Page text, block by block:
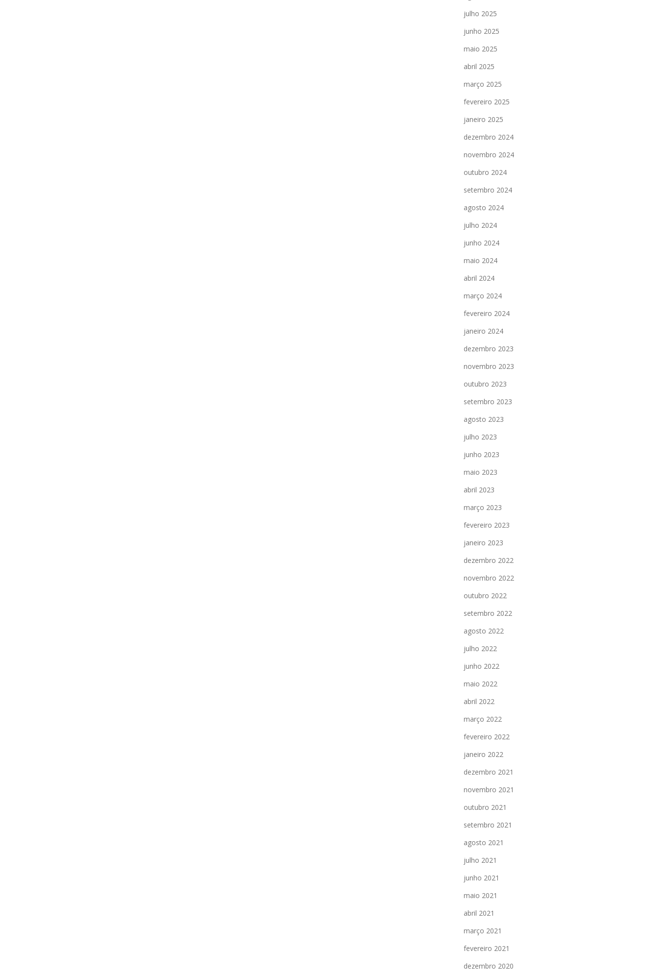
julho 2025
junho 2025
maio 2025
abril 2025
março 2025
fevereiro 2025
janeiro 2025
dezembro 2024
novembro 2024
outubro 2024
setembro 2024
agosto 2024
julho 2024
junho 2024
maio 2024
abril 2024
março 2024
fevereiro 2024
janeiro 2024
dezembro 2023
novembro 2023
outubro 2023
setembro 2023
agosto 2023
julho 2023
junho 2023
maio 2023
abril 2023
março 2023
fevereiro 2023
janeiro 2023
dezembro 2022
novembro 2022
outubro 2022
setembro 2022
agosto 2022
julho 2022
junho 2022
maio 2022
abril 2022
março 2022
fevereiro 2022
janeiro 2022
dezembro 2021
novembro 2021
outubro 2021
setembro 2021
agosto 2021
julho 2021
junho 2021
maio 2021
abril 2021
março 2021
fevereiro 2021
dezembro 2020